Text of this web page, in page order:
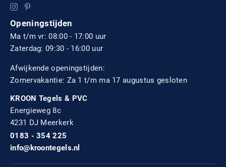
Openingstijden
Ma t/m vr: 08:00 - 17:00 uur
Zaterdag: 09:30 - 16:00 uur
Afwijkende openingstijden:
Zomervakantie: Za 1 t/m ma 17 augustus gesloten
KROON Tegels & PVC
Energieweg 8c
4231 DJ Meerkerk
0183 - 354 225
info@kroontegels.nl